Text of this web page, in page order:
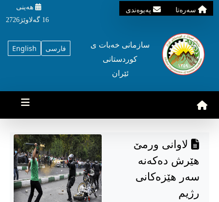
سه‌ره‌تا په‌یوه‌ندی
هه‌ینی
16 گه‌لاوێژ2726
English فارسی
سازمانی خه‌بات ی
کوردستانی
ئێران
لاوانی ورمێ
هێرش دەکەنە
سەر هێزەکانی
رژیم